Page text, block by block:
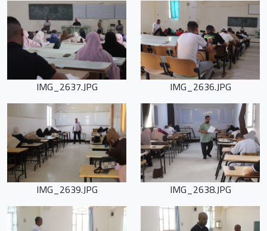
IMG_2636.JPG
IMG_2637.JPG
IMG_2638.JPG
IMG_2639.JPG